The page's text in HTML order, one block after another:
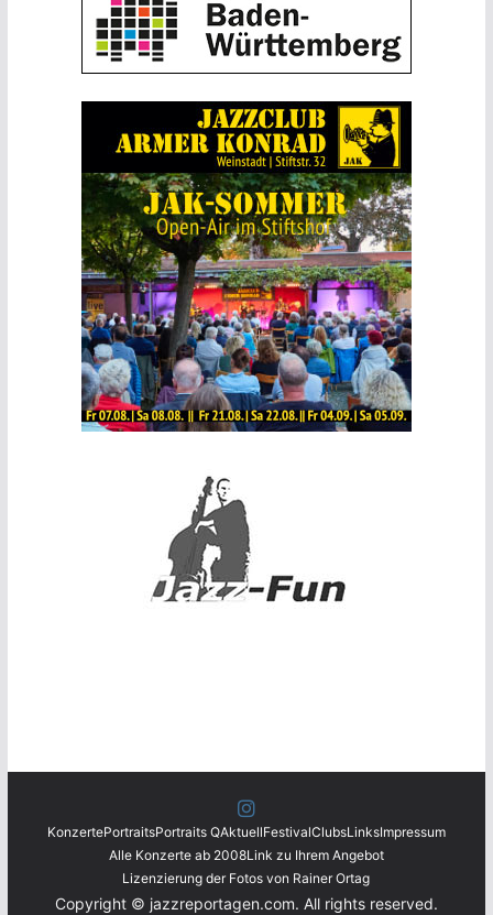
KonzertePortraitsPortraits QAktuellFestivalClubsLinksImpressum
Alle Konzerte ab 2008Link zu Ihrem Angebot
Lizenzierung der Fotos von Rainer Ortag
Copyright © jazzreportagen.com. All rights reserved.